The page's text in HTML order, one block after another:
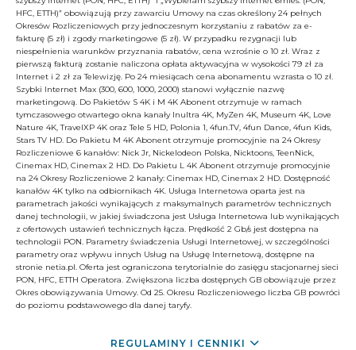
HFC, ETTH)” obowiązują przy zawarciu Umowy na czas określony 24 pełnych
Okresów Rozliczeniowych przy jednoczesnym korzystaniu z rabatów za e-
fakturę (5 zł) i zgody marketingowe (5 zł). W przypadku rezygnacji lub
niespełnienia warunków przyznania rabatów, cena wzrośnie o 10 zł. Wraz z
pierwszą fakturą zostanie naliczona opłata aktywacyjna w wysokości 79 zł za
Internet i 2 zł za Telewizję. Po 24 miesiącach cena abonamentu wzrasta o 10 zł.
Szybki Internet Max (300, 600, 1000, 2000) stanowi wyłącznie nazwę
marketingową. Do Pakietów S 4K i M 4K Abonent otrzymuje w ramach
tymczasowego otwartego okna kanały Inultra 4K, MyZen 4K, Museum 4K, Love
Nature 4K, TravelXP 4K oraz Tele 5 HD, Polonia 1, 4fun.TV, 4fun Dance, 4fun Kids,
Stars TV HD. Do Pakietu M 4K Abonent otrzymuje promocyjnie na 24 Okresy
Rozliczeniowe 6 kanałów: Nick Jr, Nickelodeon Polska, Nicktoons, TeenNick,
Cinemax HD, Cinemax 2 HD. Do Pakietu L 4K Abonent otrzymuje promocyjnie
na 24 Okresy Rozliczeniowe 2 kanały: Cinemax HD, Cinemax 2 HD. Dostępność
kanałów 4K tylko na odbiornikach 4K. Usługa Internetowa oparta jest na
parametrach jakości wynikających z maksymalnych parametrów technicznych
danej technologii, w jakiej świadczona jest Usługa Internetowa lub wynikających
z ofertowych ustawień technicznych łącza. Prędkość 2 Gb/s jest dostępna na
technologii PON. Parametry świadczenia Usługi Internetowej, w szczególności
parametry oraz wpływu innych Usług na Usługę Internetową, dostępne na
stronie netia.pl. Oferta jest ograniczona terytorialnie do zasięgu stacjonarnej sieci
PON, HFC, ETTH Operatora. Zwiększona liczba dostępnych GB obowiązuje przez
Okres obowiązywania Umowy. Od 25. Okresu Rozliczeniowego liczba GB powróci
do poziomu podstawowego dla danej taryfy.
REGULAMINY I CENNIKI